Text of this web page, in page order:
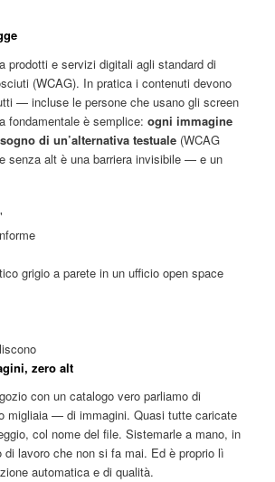
prodotti e servizi digitali agli standard di
(WCAG). In pratica i contenuti devono
— incluse le persone che usano gli screen
fondamentale è semplice:ogni immagine
di un’alternativa testuale (WCAG
senza alt è una barriera invisibile — e un
grigio a parete in un ufficio open space
zero alt
con un catalogo vero parliamo di
migliaia — di immagini. Quasi tutte caricate
col nome del file. Sistemarle a mano, in
di lavoro che non si fa mai. Ed è proprio lì
automatica e di qualità.